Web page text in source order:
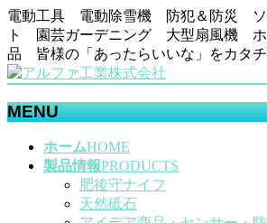
電動工具 電動除雪機 防犯＆防災 ソ
ト 園芸ガーデニング 大型扇風機
品 皆様の「あったらいいな」をカタチ
MENU
ホームHOME
製品情報PRODUCTS
肥後守ナイフ
天然砥石